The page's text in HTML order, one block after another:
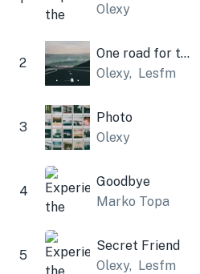
Olexy
2
One road for two
Olexy, Lesfm
3
Photo
Olexy
4
Goodbye
Marko Topa
5
Secret Friend
Olexy, Lesfm